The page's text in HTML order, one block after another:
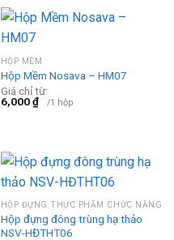
HỘP MỀM
Hộp Mềm Nosava – HM07
Giá chỉ từ:
6,000₫ /1 hộp
HỘP ĐỰNG THỰC PHẨM CHỨC NĂNG
Hộp đựng đông trùng hạ thảo
NSV-HĐTHT06